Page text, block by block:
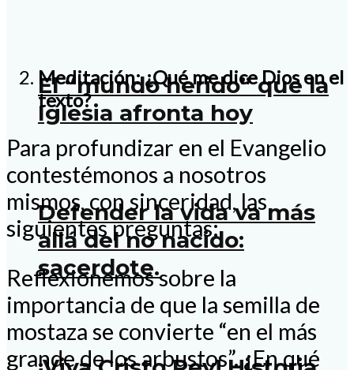
El “mundo herido” que la
Iglesia afronta hoy
Defender la vida va más
allá del no nacido:
sacerdote.
Meditación: ¿Qué me dice Dios en el
texto?
Para profundizar en el Evangelio
contestémonos a nosotros
mismos, con sinceridad, las
siguientes preguntas:
Reflexionemos sobre la
importancia de que la semilla de
mostaza se convierte “en el más
grande de los arbustos”. ¿En qué